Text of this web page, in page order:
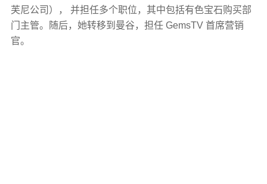
芙尼公司）， 并担任多个职位，其中包括有色宝石购买部
门主管。随后，她转移到曼谷，担任 GemsTV 首席营销
官。